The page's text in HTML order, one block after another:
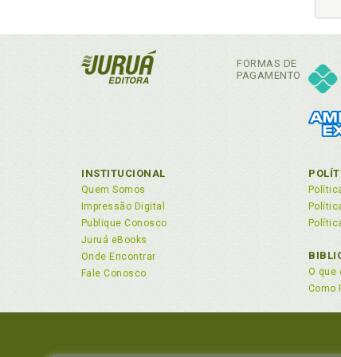
D
FORMAS DE
PAGAMENTO
INSTITUCIONAL
Quem Somos
Impressão Digital
Publique Conosco
Juruá eBooks
Onde Encontrar
Fale Conosco
O que
Como